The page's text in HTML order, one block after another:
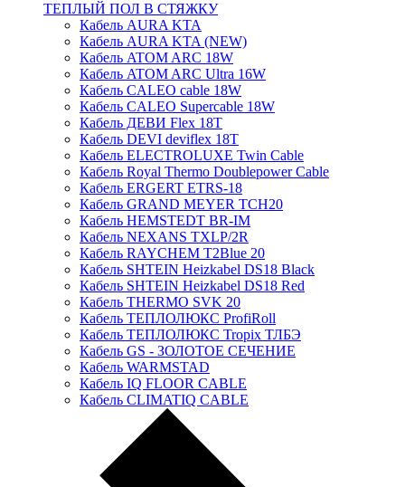
ТЕПЛЫЙ ПОЛ В СТЯЖКУ
Кабель AURA KTA
Кабель AURA KTA (NEW)
Кабель ATOM ARC 18W
Кабель ATOM ARC Ultra 16W
Кабель CALEO cable 18W
Кабель CALEO Supercable 18W
Кабель ДЕВИ Flex 18T
Кабель DEVI deviflex 18T
Кабель ELECTROLUXE Twin Cable
Кабель Royal Thermo Doublepower Cable
Кабель ERGERT ETRS-18
Кабель GRAND MEYER TCH20
Кабель HEMSTEDT BR-IM
Кабель NEXANS TXLP/2R
Кабель RAYCHEM T2Blue 20
Кабель SHTEIN Heizkabel DS18 Black
Кабель SHTEIN Heizkabel DS18 Red
Кабель THERMO SVK 20
Кабель ТЕПЛОЛЮКС ProfiRoll
Кабель ТЕПЛОЛЮКС Tropix ТЛБЭ
Кабель GS - ЗОЛОТОЕ СЕЧЕНИЕ
Кабель WARMSTAD
Кабель IQ FLOOR CABLE
Кабель CLIMATIQ CABLE